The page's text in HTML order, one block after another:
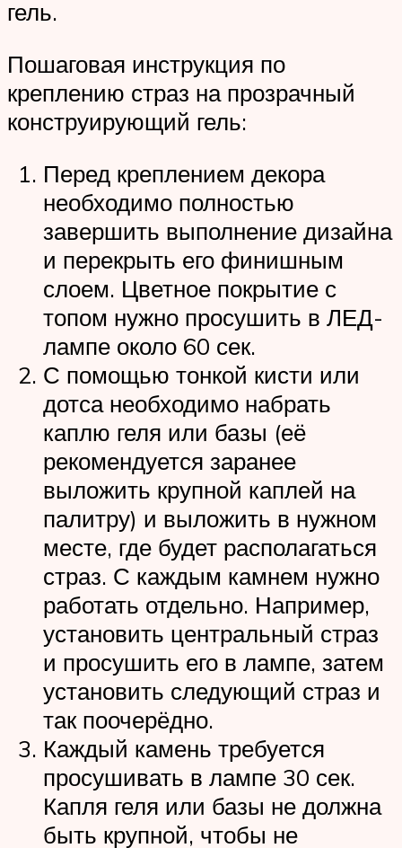
гель.
Пошаговая инструкция по
креплению страз на прозрачный
конструирующий гель:
Перед креплением декора
необходимо полностью
завершить выполнение дизайна
и перекрыть его финишным
слоем. Цветное покрытие с
топом нужно просушить в ЛЕД-
лампе около 60 сек.
С помощью тонкой кисти или
дотса необходимо набрать
каплю геля или базы (её
рекомендуется заранее
выложить крупной каплей на
палитру) и выложить в нужном
месте, где будет располагаться
страз. С каждым камнем нужно
работать отдельно. Например,
установить центральный страз
и просушить его в лампе, затем
установить следующий страз и
так поочерёдно.
Каждый камень требуется
просушивать в лампе 30 сек.
Капля геля или базы не должна
быть крупной, чтобы не